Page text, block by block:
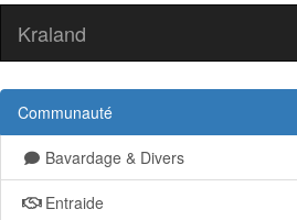
Kraland
Communauté
Bavardage & Divers
Entraide